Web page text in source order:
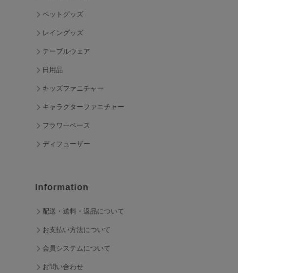
ペットグッズ
レイングッズ
テーブルウェア
日用品
キッズファニチャー
キャラクターファニチャー
フラワーベース
ディフューザー
Information
配送・送料・返品について
お支払い方法について
会員システムについて
お問い合わせ